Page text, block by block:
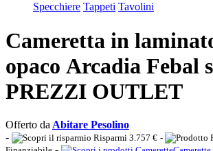
Specchiere Tappeti Tavolini
Cameretta in
opaco Arcadia Febal
PREZZI OUTLET
Offerto da Abitare Pesolino
-
Risparmi 3.757 € -